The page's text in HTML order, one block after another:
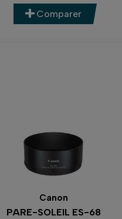
Comparer
Canon
PARE-SOLEIL ES-68